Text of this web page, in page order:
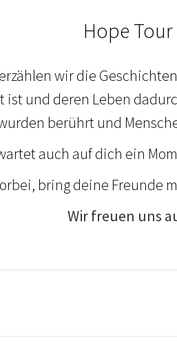
Hope Tour
wir die
ist und deren Leben
berührt und
auch auf dich ein
bring deine Freunde
Wir freuen uns